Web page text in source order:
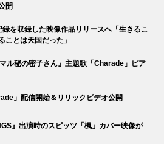
開
を収録した映像作品リリースへ「生きるこ
ことは天国だった」
ル秘の密子さん』主題歌「Charade」ピア
」配信開始＆リリックビデオ公開
』出演時のスピッツ「楓」カバー映像が